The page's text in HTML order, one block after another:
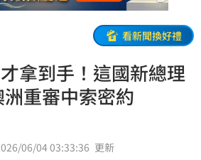
看新聞換好禮
拿到手！這國新總理
重審中索密約
06/04 03:33:36 更新